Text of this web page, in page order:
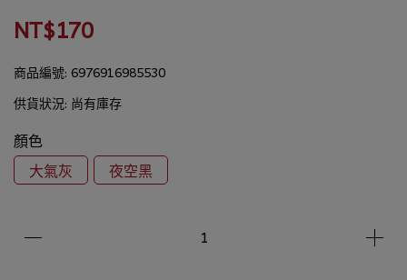
NT$170
商品編號: 6976916985530
供貨狀況: 尚有庫存
顏色
大氣灰
夜空黑